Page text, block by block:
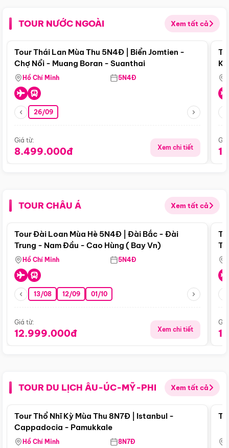
TOUR NƯỚC NGOÀI Xem tất cả
Điểm nổi bật
Tour Thái Lan Mùa Thu 5N4Đ | Biển Jomtien -
Chợ Nổi - Muang Boran - Suanthai
Hồ Chí Minh 5N4Đ
26/09
Giá từ:
8.499.000đ Xem chi tiết
TOUR CHÂU Á Xem tất cả
Điểm nổi bật
Tour Đài Loan Mùa Hè 5N4Đ | Đài Bắc - Đài
Trung - Nam Đầu - Cao Hùng ( Bay Vn)
Hồ Chí Minh 5N4Đ
13/08 12/09 01/10
Giá từ:
12.999.000đ Xem chi tiết
TOUR DU LỊCH ÂU-ÚC-MỸ-PHI Xem tất cả
Điểm nổi bật
Tour Thổ Nhĩ Kỳ Mùa Thu 8N7Đ | Istanbul -
Cappadocia - Pamukkale
Hồ Chí Minh 8N7Đ